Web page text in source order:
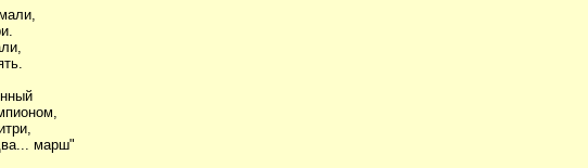
марш"